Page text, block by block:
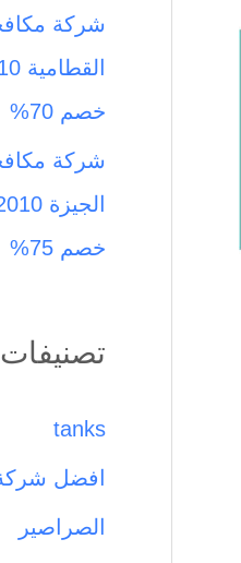
شركة
خصم 70%
شركة
خصم 75%
تصنيفات
tanks
افضل
الصراصير